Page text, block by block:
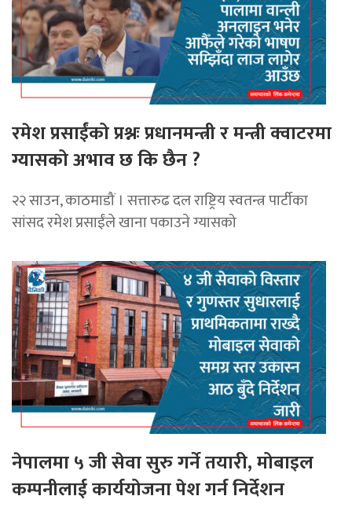
रमेश प्रसाईंको प्रश्नः प्रधानमन्त्री र मन्त्री क्वाटरमा
ग्यासको अभाव छ कि छैन ?
२२ साउन, काठमाडौं । सत्तारुढ दल राष्ट्रिय स्वतन्त्र पार्टीका
सांसद रमेश प्रसाईंले खाना पकाउने ग्यासको
नेपालमा ५ जी सेवा सुरु गर्ने तयारी, मोबाइल
कम्पनीलाई कार्ययोजना पेश गर्न निर्देशन